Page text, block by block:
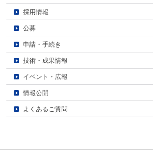
採用情報
公募
申請・手続き
技術・成果情報
イベント・広報
情報公開
よくあるご質問